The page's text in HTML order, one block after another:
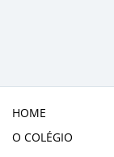
HOME
O COLÉGIO